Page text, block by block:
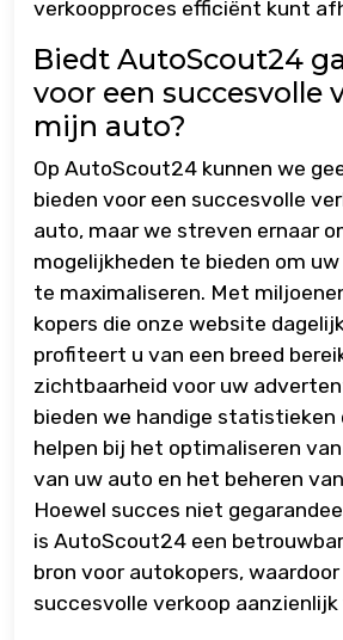
verkoopproces efficiënt kunt
Biedt AutoScout24
voor een succesvolle
mijn auto?
Op AutoScout24 kunnen we
bieden voor een succesvolle
auto, maar we streven ernaar
mogelijkheden te bieden om
te maximaliseren. Met
kopers die onze website
profiteert u van een breed
zichtbaarheid voor uw
bieden we handige statistieken
helpen bij het optimaliseren
van uw auto en het beheren
Hoewel succes niet
is AutoScout24 een
bron voor autokopers,
succesvolle verkoop